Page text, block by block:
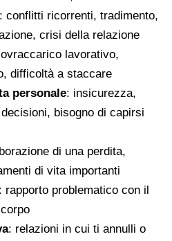
: conflitti ricorrenti, tradimento,
crisi della relazione
lavorativo,
difficoltà a staccare
personale: insicurezza,
bisogno di capirsi
di una perdita,
di vita importanti
: rapporto problematico con il
: relazioni in cui ti annulli o